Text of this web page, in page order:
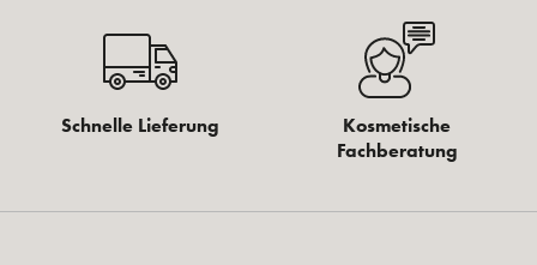
Schnelle Lieferung
Kosmetische
Fachberatung